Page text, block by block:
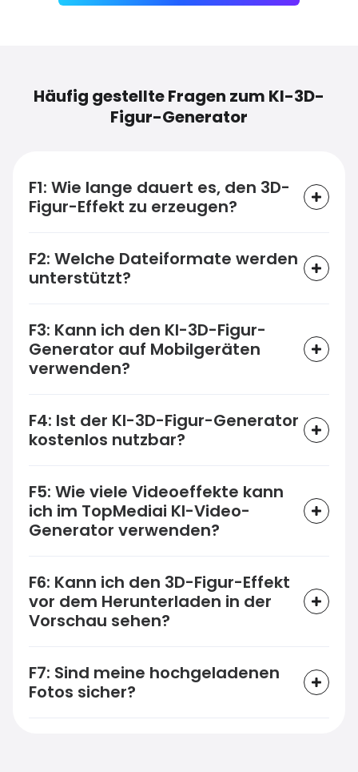
Häufig gestellte Fragen zum KI-3D-
Figur-Generator
F1: Wie lange dauert es, den 3D-
Figur-Effekt zu erzeugen?
F2: Welche Dateiformate werden
unterstützt?
F3: Kann ich den KI-3D-Figur-
Generator auf Mobilgeräten
verwenden?
F4: Ist der KI-3D-Figur-Generator
kostenlos nutzbar?
F5: Wie viele Videoeffekte kann
ich im TopMediai KI-Video-
Generator verwenden?
F6: Kann ich den 3D-Figur-Effekt
vor dem Herunterladen in der
Vorschau sehen?
F7: Sind meine hochgeladenen
Fotos sicher?